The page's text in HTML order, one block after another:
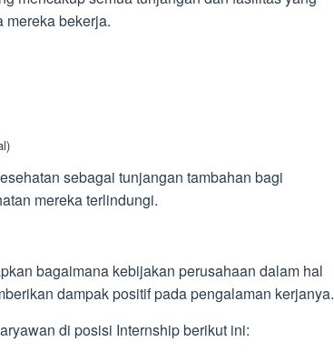
mereka bekerja.
sebagai tunjangan tambahan bagi
mereka terlindungi.
bagaimana kebijakan perusahaan dalam hal
dampak positif pada pengalaman kerjanya.
di posisi Internship berikut ini: